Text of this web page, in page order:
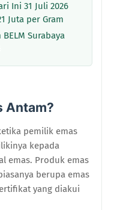
Ini 31 Juli 2026
Juta per Gram
Surabaya
Antam?
pemilik emas
kepada
emas. Produk emas
berupa emas
yang diakui